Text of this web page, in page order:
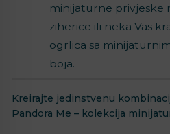
minijaturne privjeske
ziherice ili neka Vas
ogrlica sa
boja.
Kreirajte jedinstvenu
Pandora Me – kolekcija